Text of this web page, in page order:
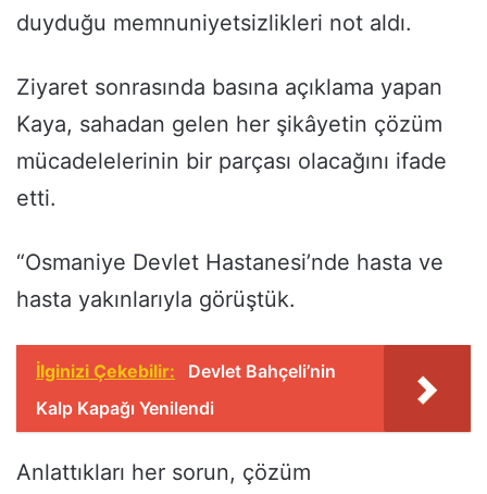
duyduğu memnuniyetsizlikleri not aldı.
Ziyaret sonrasında basına açıklama yapan
Kaya, sahadan gelen her şikâyetin çözüm
mücadelelerinin bir parçası olacağını ifade
etti.
“Osmaniye Devlet Hastanesi’nde hasta ve
hasta yakınlarıyla görüştük.
İlginizi Çekebilir:
Devlet Bahçeli’nin
Kalp Kapağı Yenilendi
Anlattıkları her sorun, çözüm